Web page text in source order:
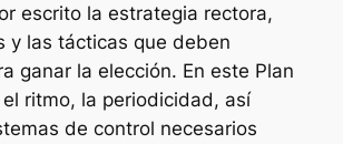
escrito la estrategia rectora,
y las tácticas que deben
ganar la elección. En este Plan
ritmo, la periodicidad, así
de control necesarios